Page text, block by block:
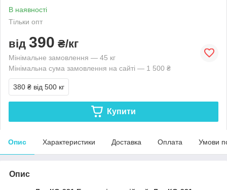
В наявності
Тільки опт
від 390 ₴/кг
Мінімальне замовлення — 45 кг
Мінімальна сума замовлення на сайті — 1 500 ₴
380 ₴ від 500 кг
Купити
Опис Характеристики Доставка Оплата Умови
Опис